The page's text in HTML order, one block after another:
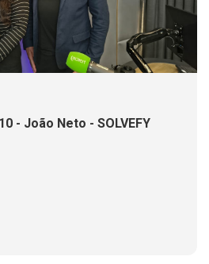
- João Neto - SOLVEFY